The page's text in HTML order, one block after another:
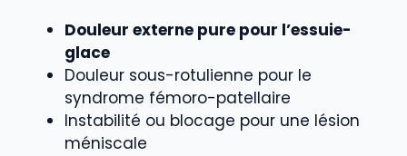
Douleur externe pure pour l’essuie-
glace
Douleur sous-rotulienne pour le
syndrome fémoro-patellaire
Instabilité ou blocage pour une lésion
méniscale